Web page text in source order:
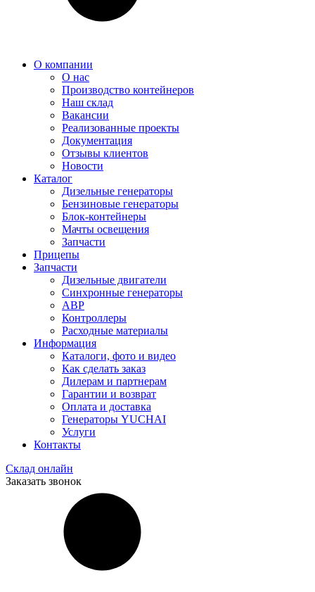
О компании
О нас
Производство контейнеров
Наш склад
Вакансии
Реализованные проекты
Документация
Отзывы клиентов
Новости
Каталог
Дизельные генераторы
Бензиновые генераторы
Блок-контейнеры
Мачты освещения
Запчасти
Прицепы
Запчасти
Дизельные двигатели
Синхронные генераторы
АВР
Контроллеры
Расходные материалы
Информация
Каталоги, фото и видео
Как сделать заказ
Дилерам и партнерам
Гарантии и возврат
Оплата и доставка
Генераторы YUCHAI
Услуги
Контакты
Склад онлайн
Заказать звонок